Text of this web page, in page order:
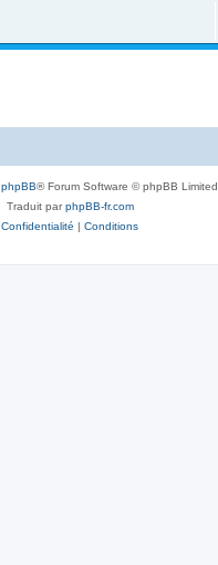
phpBB® Forum Software © phpBB Limited
Traduit parphpBB-fr.com
Confidentialité | Conditions